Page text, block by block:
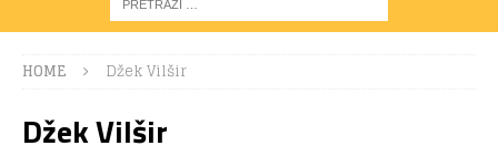
HOME Džek Vilšir
Džek Vilšir